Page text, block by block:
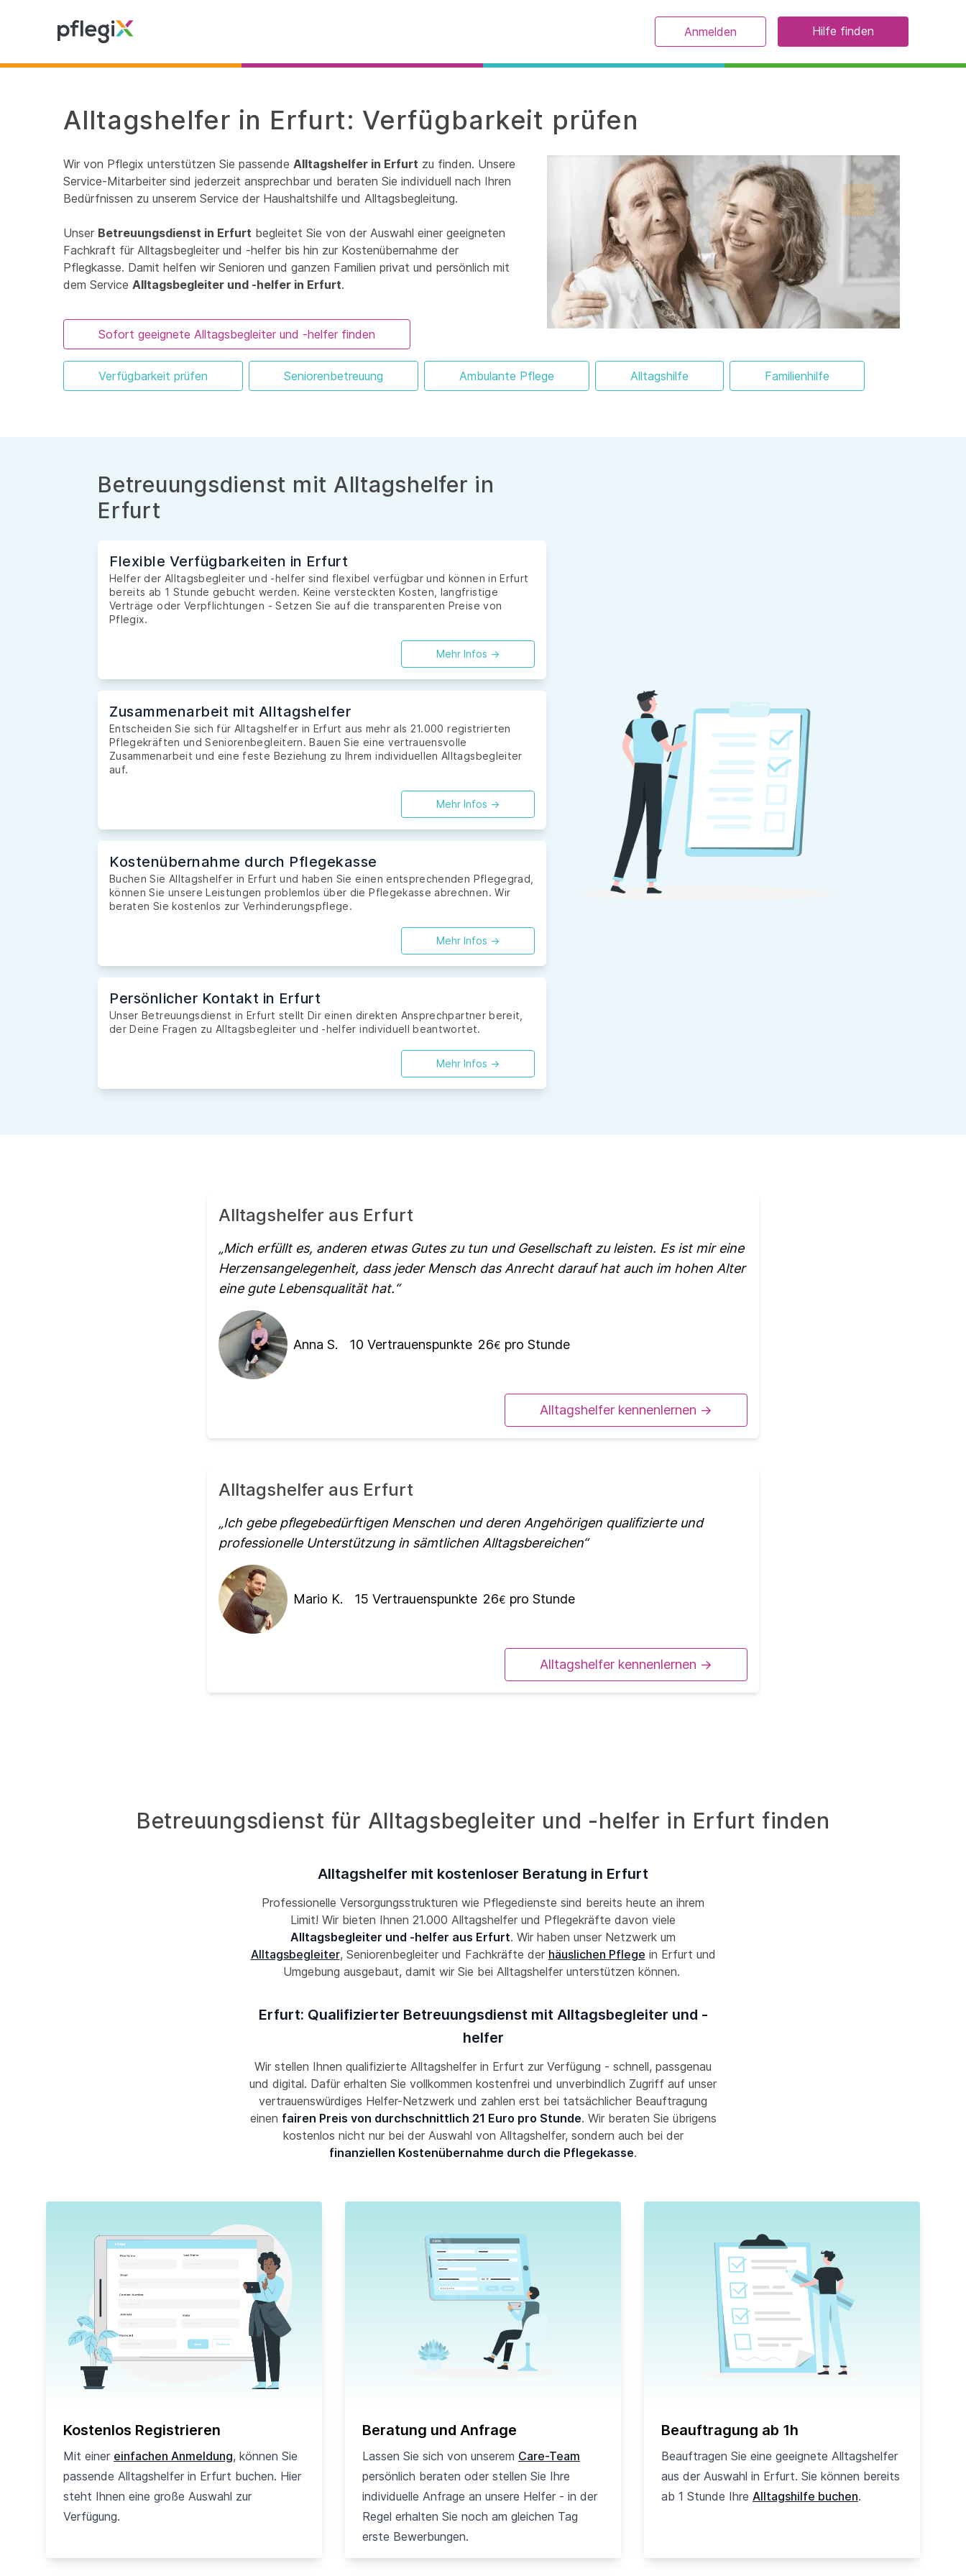
Anmelden Hilfe finden
Alltagshelfer in Erfurt: Verfügbarkeit prüfen
Wir von Pflegix unterstützen Sie passende Alltagshelfer in Erfurt zu finden. Unsere
Service-Mitarbeiter sind jederzeit ansprechbar und beraten Sie individuell nach Ihren
Bedürfnissen zu unserem Service der Haushaltshilfe und Alltagsbegleitung.
Unser Betreuungsdienst in Erfurt begleitet Sie von der Auswahl einer geeigneten
Fachkraft für Alltagsbegleiter und -helfer bis hin zur Kostenübernahme der
Pflegkasse. Damit helfen wir Senioren und ganzen Familien privat und persönlich mit
dem Service Alltagsbegleiter und -helfer in Erfurt.
Sofort geeignete Alltagsbegleiter und -helfer finden
Verfügbarkeit prüfen Seniorenbetreuung Ambulante Pflege Alltagshilfe Familienhilfe
Betreuungsdienst mit Alltagshelfer in
Erfurt
Flexible Verfügbarkeiten in Erfurt
Helfer der Alltagsbegleiter und -helfer sind flexibel verfügbar und können in Erfurt
bereits ab 1 Stunde gebucht werden. Keine versteckten Kosten, langfristige
Verträge oder Verpflichtungen - Setzen Sie auf die transparenten Preise von
Pflegix.
Mehr Infos ->
Zusammenarbeit mit Alltagshelfer
Entscheiden Sie sich für Alltagshelfer in Erfurt aus mehr als 21.000 registrierten
Pflegekräften und Seniorenbegleitern. Bauen Sie eine vertrauensvolle
Zusammenarbeit und eine feste Beziehung zu Ihrem individuellen Alltagsbegleiter
auf.
Mehr Infos ->
Kostenübernahme durch Pflegekasse
Buchen Sie Alltagshelfer in Erfurt und haben Sie einen entsprechenden Pflegegrad,
können Sie unsere Leistungen problemlos über die Pflegekasse abrechnen. Wir
beraten Sie kostenlos zur Verhinderungspflege.
Mehr Infos ->
Persönlicher Kontakt in Erfurt
Unser Betreuungsdienst in Erfurt stellt Dir einen direkten Ansprechpartner bereit,
der Deine Fragen zu Alltagsbegleiter und -helfer individuell beantwortet.
Mehr Infos ->
Alltagshelfer aus Erfurt
Mich erfüllt es, anderen etwas Gutes zu tun und Gesellschaft zu leisten. Es ist mir eine
Herzensangelegenheit, dass jeder Mensch das Anrecht darauf hat auch im hohen Alter
eine gute Lebensqualität hat.
Anna S. 10 Vertrauenspunkte 26€ pro Stunde
Alltagshelfer kennenlernen ->
Alltagshelfer aus Erfurt
Ich gebe pflegebedürftigen Menschen und deren Angehörigen qualifizierte und
professionelle Unterstützung in sämtlichen Alltagsbereichen
Mario K. 15 Vertrauenspunkte 26€ pro Stunde
Alltagshelfer kennenlernen ->
Betreuungsdienst für Alltagsbegleiter und -helfer in Erfurt finden
Alltagshelfer mit kostenloser Beratung in Erfurt
Professionelle Versorgungsstrukturen wie Pflegedienste sind bereits heute an ihrem
Limit! Wir bieten Ihnen 21.000 Alltagshelfer und Pflegekräfte davon viele
Alltagsbegleiter und -helfer aus Erfurt. Wir haben unser Netzwerk um
Alltagsbegleiter, Seniorenbegleiter und Fachkräfte der häuslichen Pflege in Erfurt und
Umgebung ausgebaut, damit wir Sie bei Alltagshelfer unterstützen können.
Erfurt: Qualifizierter Betreuungsdienst mit Alltagsbegleiter und -
helfer
Wir stellen Ihnen qualifizierte Alltagshelfer in Erfurt zur Verfügung - schnell, passgenau
und digital. Dafür erhalten Sie vollkommen kostenfrei und unverbindlich Zugriff auf unser
vertrauenswürdiges Helfer-Netzwerk und zahlen erst bei tatsächlicher Beauftragung
einen fairen Preis von durchschnittlich 21 Euro pro Stunde. Wir beraten Sie übrigens
kostenlos nicht nur bei der Auswahl von Alltagshelfer, sondern auch bei der
finanziellen Kostenübernahme durch die Pflegekasse.
Kostenlos Registrieren
Mit einer einfachen Anmeldung, können Sie
passende Alltagshelfer in Erfurt buchen. Hier
steht Ihnen eine große Auswahl zur
Verfügung.
Beratung und Anfrage
Lassen Sie sich von unserem Care-Team
persönlich beraten oder stellen Sie Ihre
individuelle Anfrage an unsere Helfer - in der
Regel erhalten Sie noch am gleichen Tag
erste Bewerbungen.
Beauftragung ab 1h
Beauftragen Sie eine geeignete Alltagshelfer
aus der Auswahl in Erfurt. Sie können bereits
ab 1 Stunde Ihre Alltagshilfe buchen.